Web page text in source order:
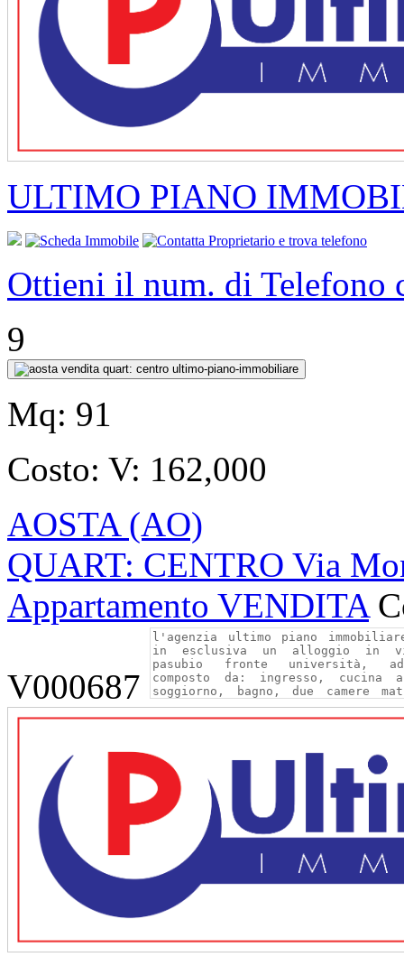
ULTIMO PIANO
Ottieni il num. di Telefono
9
Mq: 91
Costo: V: 162,000
AOSTA (AO)
QUART: CENTRO Via
Appartamento VENDITA
V000687